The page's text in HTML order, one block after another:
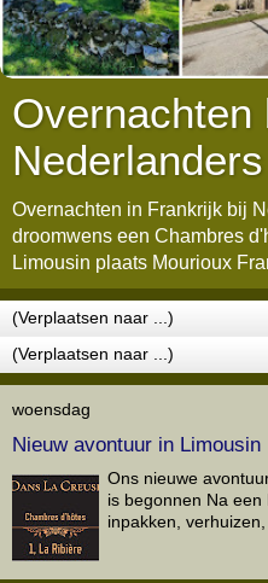
Overnachten
Overnachten in Frankrijk bij
droomwens een Chambres
Limousin plaats Mourioux
woensdag
Nieuw avontuur in Limousin
Ons nieuwe
is begonnen Na
inpakken,